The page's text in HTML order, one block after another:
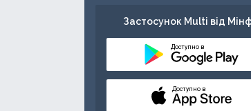
Застосунок Multi від
Доступно в
Доступно в